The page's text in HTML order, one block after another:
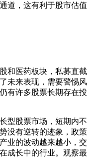
道，这有利于股市估值
和医药板块，私募直截
未来表现，需要警惕风
有许多股票长期存在投
型股票市场，短期内不
没有逆转的迹象，政策
业的波动越来越小，交
成长中的行业。观察最